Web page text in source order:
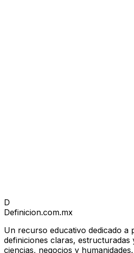
D
Definicion.com.mx
Un recurso educativo dedicado a
definiciones claras, estructuradas
ciencias, negocios y humanidades.